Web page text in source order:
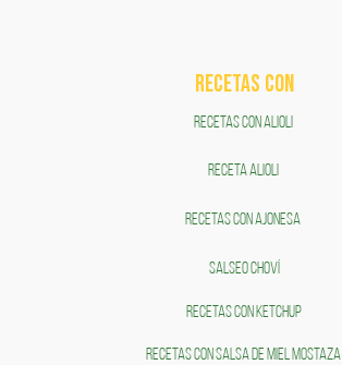
RECETAS COn
RECETAS CON ALIOLI
RECETA ALIOLI
RECETAS CON AJONESA
SALSEO CHOVÍ
RECETAS CON KETCHUP
RECETAS CON SALSA DE MIEL MOSTAZA